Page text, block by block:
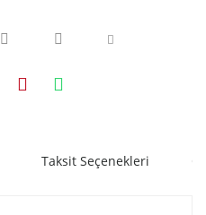
Taksit Seçenekleri